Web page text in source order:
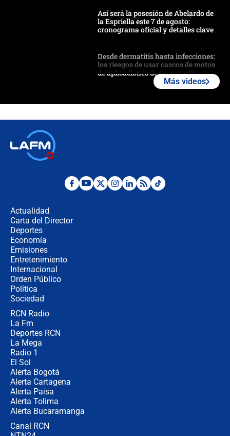
Así será la posesión de Abelardo de
la Espriella este 7 de agosto:
cronograma oficial y detalles clave
Desde dermatitis hasta infecciones:
los riesgos de usar cascos de motos
de aplicaciones de transporte
Posesión de Abelardo De La Espriella
Más videos
Actualidad
Carta del Director
Deportes
Economía
Emisiones
Entretenimiento
Internacional
Orden Público
Política
Sociedad
RCN Radio
La Fm
Deportes RCN
La Mega
Radio 1
El Sol
Alerta Bogotá
Alerta Cartagena
Alerta Paisa
Alerta Tolima
Alerta Bucaramanga
Canal RCN